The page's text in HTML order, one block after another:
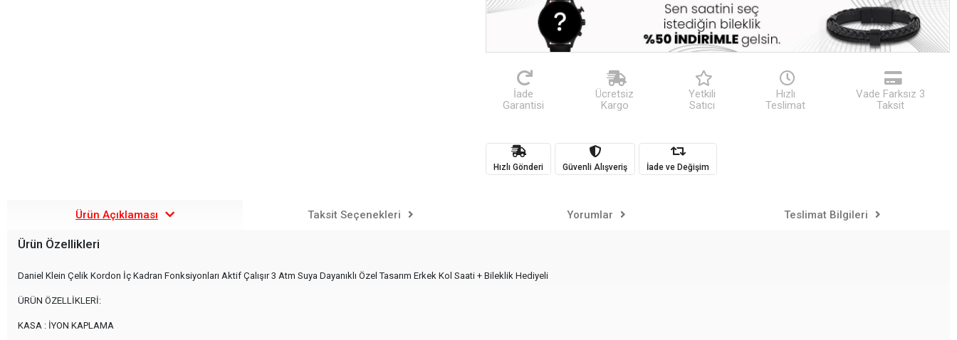
İade
Garantisi
Ücretsiz
Kargo
Yetkili
Satıcı
Hızlı
Teslimat
Vade Farksız 3
Taksit
Hızlı Gönderi Güvenli Alışveriş İade ve Değişim
Ürün Açıklaması Taksit Seçenekleri Yorumlar Teslimat Bilgileri
Ürün Özellikleri
Daniel Klein Çelik Kordon İç Kadran Fonksiyonları Aktif Çalışır 3 Atm Suya Dayanıklı Özel Tasarım Erkek Kol Saati + Bileklik Hediyeli
ÜRÜN ÖZELLİKLERİ:
KASA : İYON KAPLAMA